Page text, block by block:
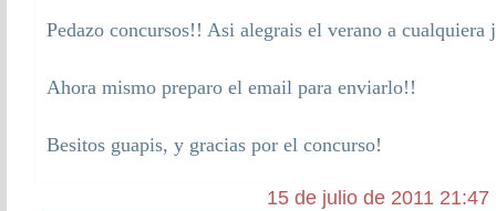
Pedazo concursos!! Asi alegrais el verano a cualquiera
Ahora mismo preparo el email para enviarlo!!
Besitos guapis, y gracias por el concurso!
15 de julio de 2011 21:47